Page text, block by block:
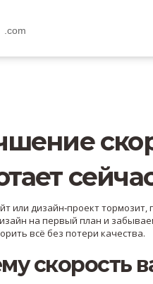
или дизайн‑проект
на первый план и
всё без потери качества.
скорость